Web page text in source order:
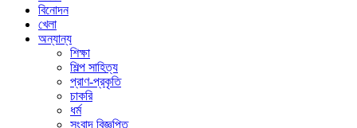
বিনোদন
খেলা
অন্যান্য
শিক্ষা
শিল্প সাহিত্য
প্রাণ-প্রকৃতি
চাকরি
ধর্ম
সংবাদ বিজ্ঞপ্তি